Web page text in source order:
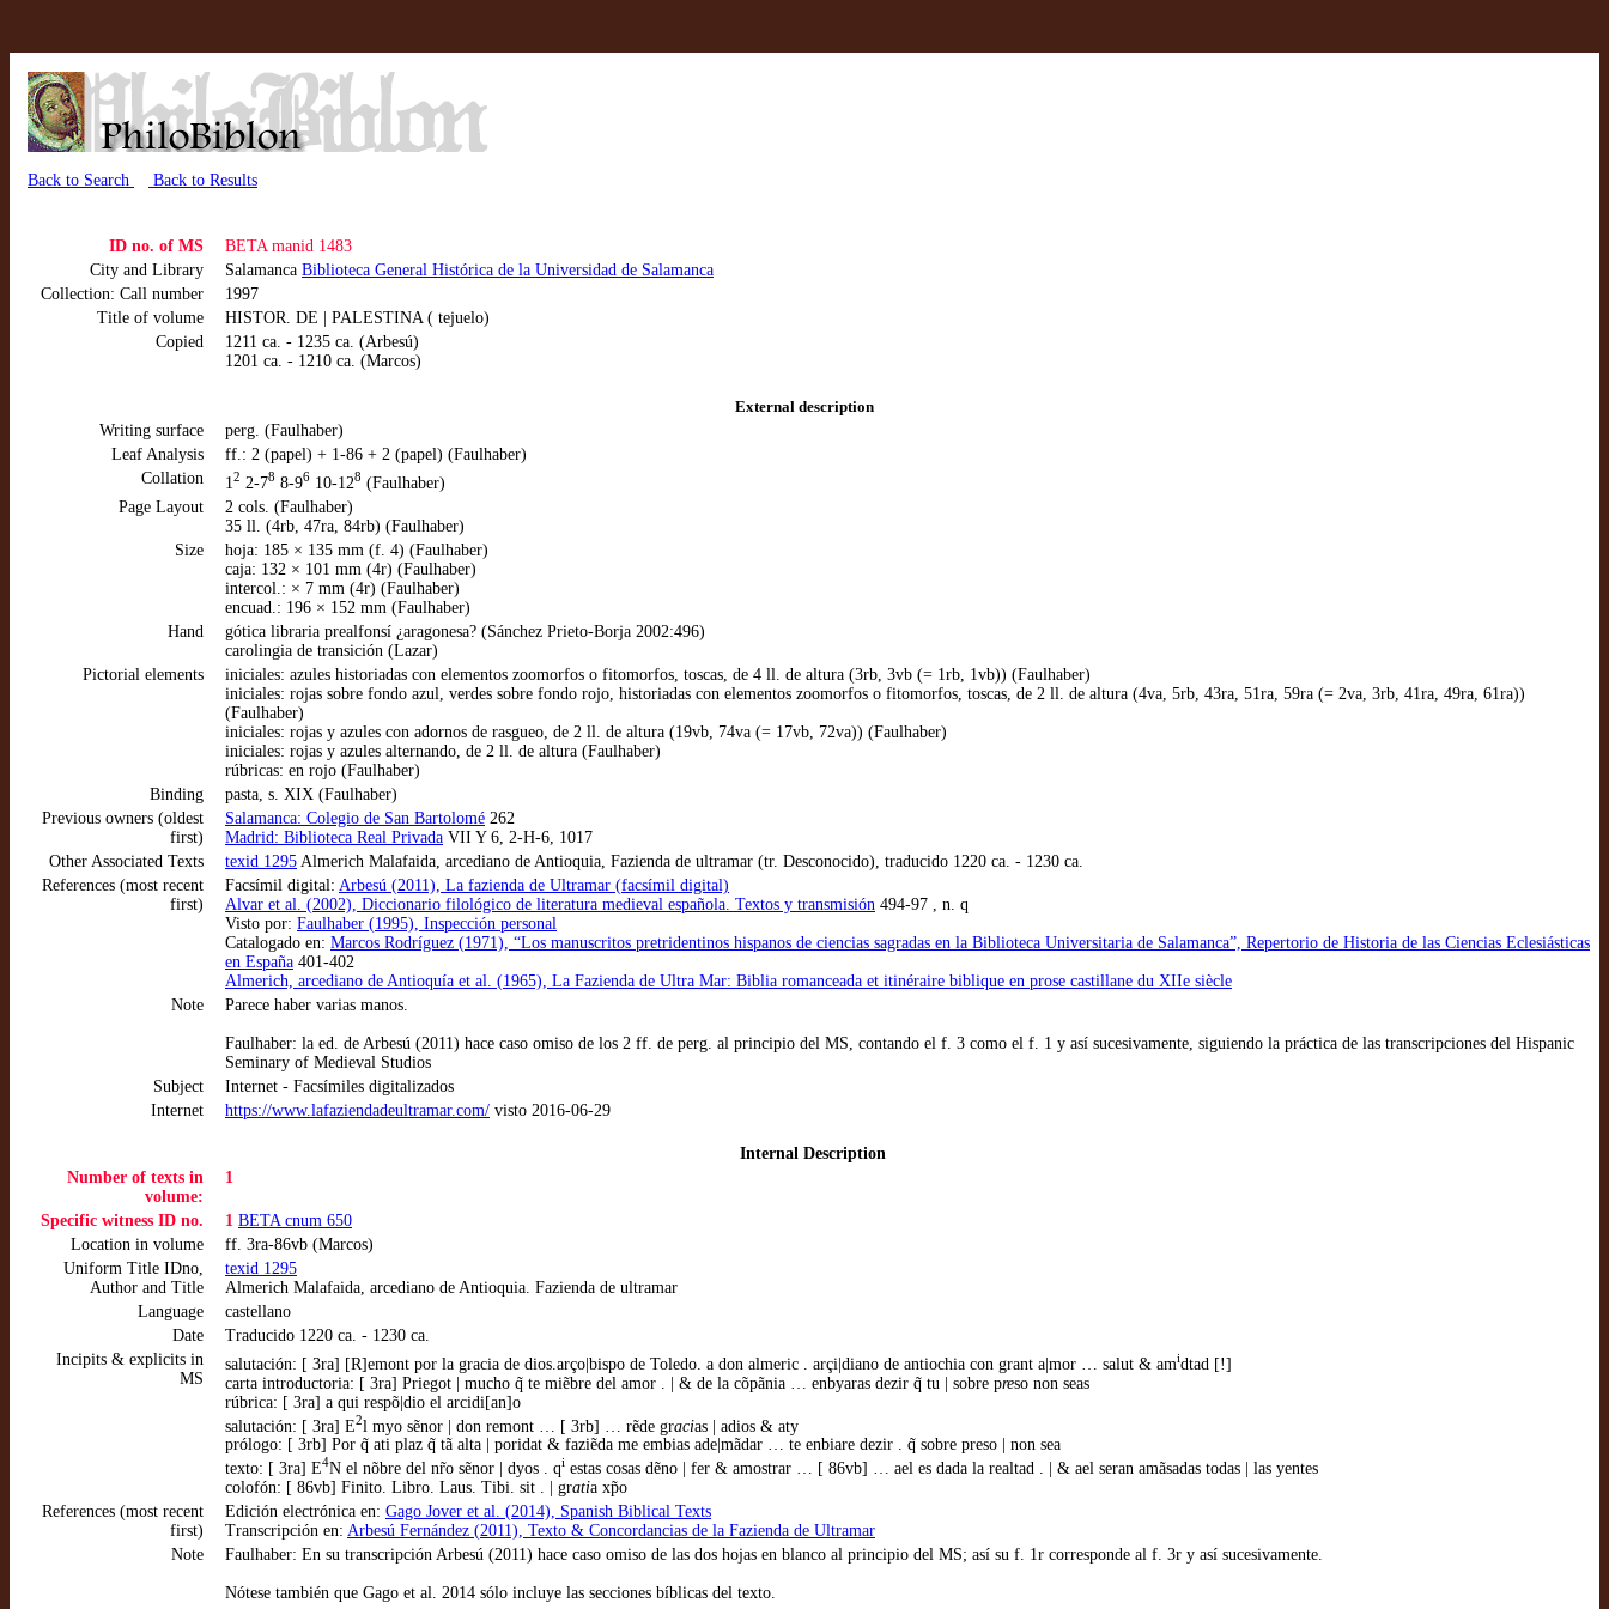
Back to Search Back to Results
ID no. of MS
BETA manid 1483
City and Library
Salamanca Biblioteca General Histórica de la Universidad de Salamanca
Collection: Call number
1997
Title of volume
HISTOR. DE | PALESTINA ( tejuelo)
Copied
1211 ca. - 1235 ca. (Arbesú)
1201 ca. - 1210 ca. (Marcos)
External description
Writing surface
perg. (Faulhaber)
Leaf Analysis
ff.: 2 (papel) + 1-86 + 2 (papel) (Faulhaber)
Collation
12 2-78 8-96 10-128 (Faulhaber)
Page Layout
2 cols. (Faulhaber)
35 ll. (4rb, 47ra, 84rb) (Faulhaber)
Size
hoja: 185 × 135 mm (f. 4) (Faulhaber)
caja: 132 × 101 mm (4r) (Faulhaber)
intercol.: × 7 mm (4r) (Faulhaber)
encuad.: 196 × 152 mm (Faulhaber)
Hand
gótica libraria prealfonsí ¿aragonesa? (Sánchez Prieto-Borja 2002:496)
carolingia de transición (Lazar)
Pictorial elements
iniciales: azules historiadas con elementos zoomorfos o fitomorfos, toscas, de 4 ll. de altura (3rb, 3vb (= 1rb, 1vb)) (Faulhaber)
iniciales: rojas sobre fondo azul, verdes sobre fondo rojo, historiadas con elementos zoomorfos o fitomorfos, toscas, de 2 ll. de altura (4va, 5rb, 43ra, 51ra, 59ra (= 2va, 3rb, 41ra, 49ra, 61ra))
(Faulhaber)
iniciales: rojas y azules con adornos de rasgueo, de 2 ll. de altura (19vb, 74va (= 17vb, 72va)) (Faulhaber)
iniciales: rojas y azules alternando, de 2 ll. de altura (Faulhaber)
rúbricas: en rojo (Faulhaber)
Binding
pasta, s. XIX (Faulhaber)
Previous owners (oldest
first)
Salamanca: Colegio de San Bartolomé 262
Madrid: Biblioteca Real Privada VII Y 6, 2-H-6, 1017
Other Associated Texts
texid 1295 Almerich Malafaida, arcediano de Antioquia, Fazienda de ultramar (tr. Desconocido), traducido 1220 ca. - 1230 ca.
References (most recent
first)
Facsímil digital: Arbesú (2011), La fazienda de Ultramar (facsímil digital)
Alvar et al. (2002), Diccionario filológico de literatura medieval española. Textos y transmisión 494-97 , n. q
Visto por: Faulhaber (1995), Inspección personal
Catalogado en: Marcos Rodríguez (1971), “Los manuscritos pretridentinos hispanos de ciencias sagradas en la Biblioteca Universitaria de Salamanca”, Repertorio de Historia de las Ciencias Eclesiásticas
en España 401-402
Almerich, arcediano de Antioquía et al. (1965), La Fazienda de Ultra Mar: Biblia romanceada et itinéraire biblique en prose castillane du XIIe siècle
Note
Parece haber varias manos.
Faulhaber: la ed. de Arbesú (2011) hace caso omiso de los 2 ff. de perg. al principio del MS, contando el f. 3 como el f. 1 y así sucesivamente, siguiendo la práctica de las transcripciones del Hispanic
Seminary of Medieval Studios
Subject
Internet - Facsímiles digitalizados
Internet
https://www.lafaziendadeultramar.com/ visto 2016-06-29
Internal Description
Number of texts in
volume:
1
Specific witness ID no. 1 BETA cnum 650
Location in volume
ff. 3ra-86vb (Marcos)
Uniform Title IDno,
Author and Title
texid 1295
Almerich Malafaida, arcediano de Antioquia. Fazienda de ultramar
Language
castellano
Date
Traducido 1220 ca. - 1230 ca.
Incipits & explicits in
MS
salutación: [ 3ra] [R]emont por la gracia de dios.arço|bispo de Toledo. a don almeric . arçi|diano de antiochia con grant a|mor … salut & amidtad [!]
carta introductoria: [ 3ra] Priegot | mucho q̃ te miẽbre del amor . | & de la cõpãnia … enbyaras dezir q̃ tu | sobre preso non seas
rúbrica: [ 3ra] a qui respõ|dio el arcidi[an]o
salutación: [ 3ra] E2l myo sẽnor | don remont … [ 3rb] … rẽde gracias | adios & aty
prólogo: [ 3rb] Por q̃ ati plaz q̃ tã alta | poridat & faziẽda me embias ade|mãdar … te enbiare dezir . q̃ sobre preso | non sea
texto: [ 3ra] E4N el nõbre del nr̃o sẽnor | dyos . qi estas cosas dẽno | fer & amostrar … [ 86vb] … ael es dada la realtad . | & ael seran amãsadas todas | las yentes
colofón: [ 86vb] Finito. Libro. Laus. Tibi. sit . | gratia xp̃o
References (most recent
first)
Edición electrónica en: Gago Jover et al. (2014), Spanish Biblical Texts
Transcripción en: Arbesú Fernández (2011), Texto & Concordancias de la Fazienda de Ultramar
Note
Faulhaber: En su transcripción Arbesú (2011) hace caso omiso de las dos hojas en blanco al principio del MS; así su f. 1r corresponde al f. 3r y así sucesivamente.
Nótese también que Gago et al. 2014 sólo incluye las secciones bíblicas del texto.